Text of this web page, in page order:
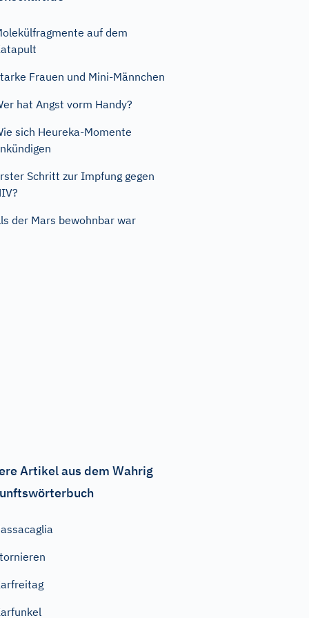
auf dem
Frauen und Mini-Männchen
hat Angst vorm Handy?
sich Heureka-Momente
Schritt zur Impfung gegen
der Mars bewohnbar war
Artikel aus dem Wahrig